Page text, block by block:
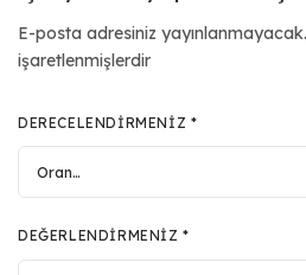
E-posta adresiniz yayınlanmayacak.
işaretlenmişlerdir
DERECELENDIRMENIZ *
DEĞERLENDIRMENIZ*